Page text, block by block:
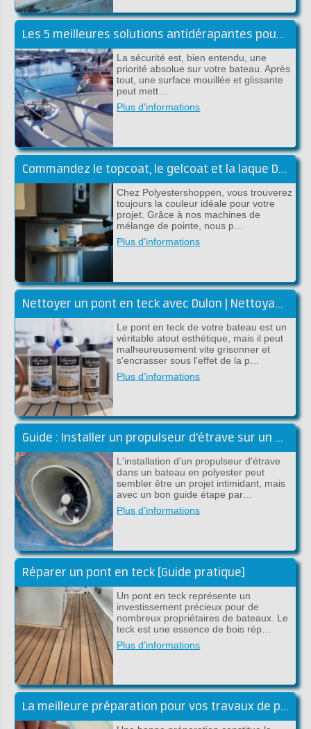
Les 5 meilleures solutions antidérapantes pour l'embarqué
La sécurité est, bien entendu, une
priorité absolue sur votre bateau. Après
tout, une surface mouillée et glissante
peut mett…
Plus d'informations
Commandez le topcoat, le gelcoat et la laque DD dans la couleur souhaitée
Chez Polyestershoppen, vous trouverez
toujours la couleur idéale pour votre
projet. Grâce à nos machines de
mélange de pointe, nous p…
Plus d'informations
Nettoyer un pont en teck avec Dulon | Nettoyage et rénovation
Le pont en teck de votre bateau est un
véritable atout esthétique, mais il peut
malheureusement vite grisonner et
s'encrasser sous l'effet de la p…
Plus d'informations
Guide : Installer un propulseur d'étrave sur un bateau en polyester
L'installation d'un propulseur d'étrave
dans un bateau en polyester peut
sembler être un projet intimidant, mais
avec un bon guide étape par…
Plus d'informations
Réparer un pont en teck [Guide pratique]
Un pont en teck représente un
investissement précieux pour de
nombreux propriétaires de bateaux. Le
teck est une essence de bois rép…
Plus d'informations
La meilleure préparation pour vos travaux de peinture